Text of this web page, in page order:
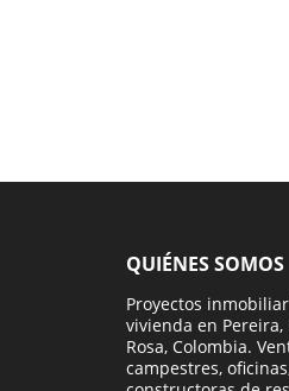
QUIÉNES SOMOS
Proyectos
vivienda en
Rosa, Colombia.
campestres,